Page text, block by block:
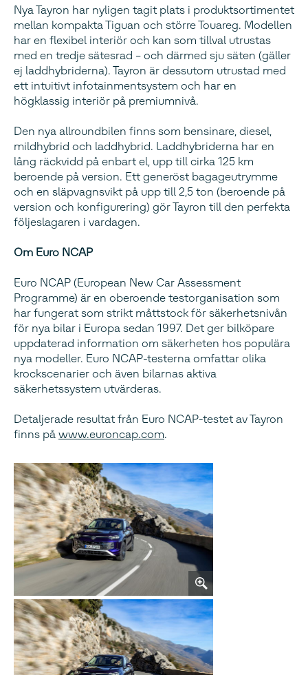
Nya Tayron har nyligen tagit plats i produktsortimentet
mellan kompakta Tiguan och större Touareg. Modellen
har en flexibel interiör och kan som tillval utrustas
med en tredje sätesrad – och därmed sju säten (gäller
ej laddhybriderna). Tayron är dessutom utrustad med
ett intuitivt infotainmentsystem och har en
högklassig interiör på premiumnivå.
Den nya allroundbilen finns som bensinare, diesel,
mildhybrid och laddhybrid. Laddhybriderna har en
lång räckvidd på enbart el, upp till cirka 125 km
beroende på version. Ett generöst bagageutrymme
och en släpvagnsvikt på upp till 2,5 ton (beroende på
version och konfigurering) gör Tayron till den perfekta
följeslagaren i vardagen.
Om Euro NCAP
Euro NCAP (European New Car Assessment
Programme) är en oberoende testorganisation som
har fungerat som strikt måttstock för säkerhetsnivån
för nya bilar i Europa sedan 1997. Det ger bilköpare
uppdaterad information om säkerheten hos populära
nya modeller. Euro NCAP-testerna omfattar olika
krockscenarier och även bilarnas aktiva
säkerhetssystem utvärderas.
Detaljerade resultat från Euro NCAP-testet av Tayron
finns på www.euroncap.com.